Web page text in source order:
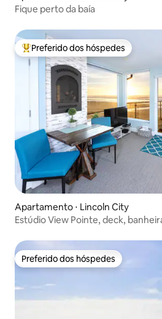
Fique perto da baía
Entre os melhores preferidos dos
Preferido dos hóspedes
Apartamento ⋅ Lincoln City
Estúdio View Pointe, deck,
Preferido dos hóspedes
Preferido dos hóspedes